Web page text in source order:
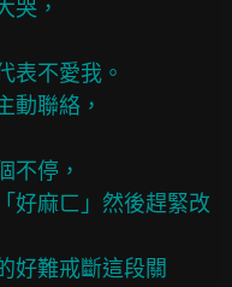
哭，
表不愛我。
動聯絡，
不停，
好麻ㄈ」然後趕緊改
好難戒斷這段關